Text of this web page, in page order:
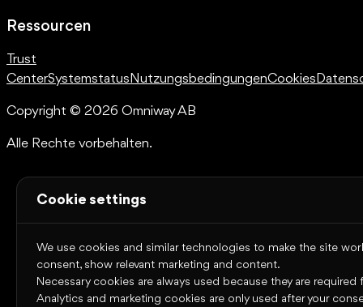
Ressourcen
Trust
CenterSystemstatusNutzungsbedingungenCookies
Copyright © 2026 Omniway AB
Alle Rechte vorbehalten.
Cookie settings
We use cookies and similar technologies to make the site
consent, show relevant marketing and content.
Necessary cookies are always used because they are
Analytics and marketing cookies are only used after your